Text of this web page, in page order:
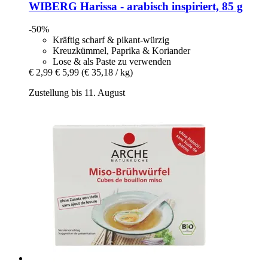
WIBERG Harissa -​ arabisch inspiriert, 85 g
-50%
Kräftig scharf & pikant-würzig
Kreuzkümmel, Paprika & Koriander
Lose & als Paste zu verwenden
€ 2,99 € 5,99 (€ 35,18 / kg)
Zustellung bis 11. August